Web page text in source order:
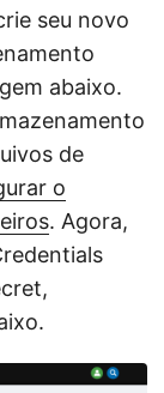
seu novo
abaixo.
de
o
. Agora,